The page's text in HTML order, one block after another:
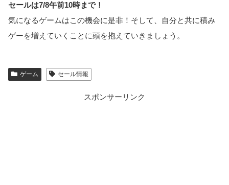
セールは7/8午前10時まで！
気になるゲームはこの機会に是非！そして、自分と共に積み
ゲーを増えていくことに頭を抱えていきましょう。
ゲーム セール情報
スポンサーリンク